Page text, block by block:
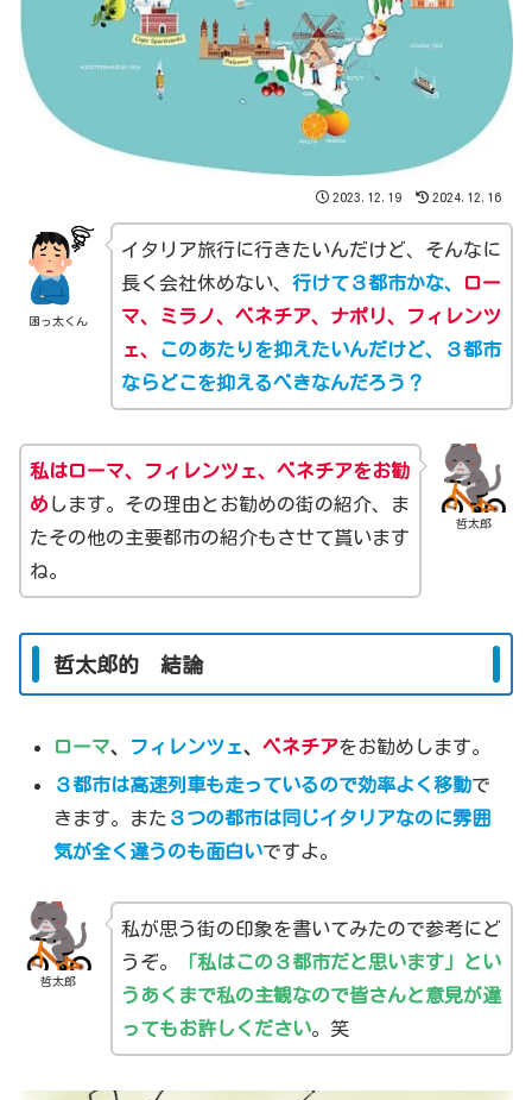
2023.12.19 2024.12.16
困っ太くん
イタリア旅行に行きたいんだけど、そんなに
長く会社休めない、 行けて３都市かな、
ロー
マ、ミラノ、ベネチア、ナポリ、フィレンツ
ェ、
このあたりを抑えたいんだけど、３都市
ならどこを抑えるべきなんだろう？
哲太郎
私はローマ、フィレンツェ、ベネチアをお勧
めします。その理由とお勧めの街の紹介、ま
たその他の主要都市の紹介もさせて貰います
ね。
哲太郎的 結論
ローマ、 フィレンツェ、ベネチアをお勧めします。
３都市は高速列車も走っているので効率よく移動で
きます。また ３つの都市は同じイタリアなのに雰囲
気が全く違うのも面白いですよ。
哲太郎
私が思う街の印象を書いてみたので参考にど
うぞ。
「私はこの３都市だと思います」とい
うあくまで私の主観なので皆さんと意見が違
ってもお許しください。笑